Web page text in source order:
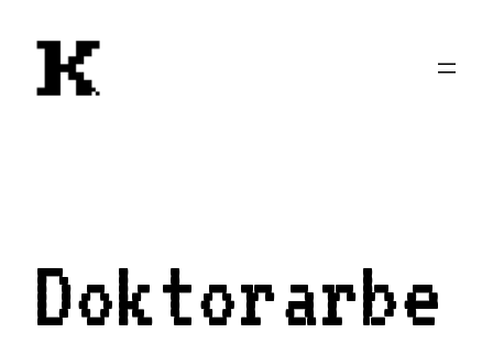
Inhalt
springen
Doktorarbe